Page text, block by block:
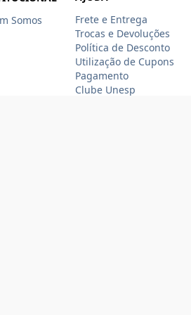
Somos
Frete e Entrega
Trocas e Devoluções
Política de Desconto
Utilização de Cupons
Pagamento
Clube Unesp